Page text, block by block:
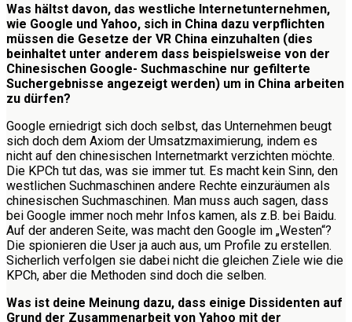
Was hältst davon, das westliche Internetunternehmen,
wie Google und Yahoo, sich in China dazu verpflichten
müssen die Gesetze der VR China einzuhalten (dies
beinhaltet unter anderem dass beispielsweise von der
Chinesischen Google- Suchmaschine nur gefilterte
Suchergebnisse angezeigt werden) um in China arbeiten
zu dürfen?
Google erniedrigt sich doch selbst, das Unternehmen beugt
sich doch dem Axiom der Umsatzmaximierung, indem es
nicht auf den chinesischen Internetmarkt verzichten möchte.
Die KPCh tut das, was sie immer tut. Es macht kein Sinn, den
westlichen Suchmaschinen andere Rechte einzuräumen als
chinesischen Suchmaschinen. Man muss auch sagen, dass
bei Google immer noch mehr Infos kamen, als z.B. bei Baidu.
Auf der anderen Seite, was macht den Google im „Westen“?
Die spionieren die User ja auch aus, um Profile zu erstellen.
Sicherlich verfolgen sie dabei nicht die gleichen Ziele wie die
KPCh, aber die Methoden sind doch die selben.
Was ist deine Meinung dazu, dass einige Dissidenten auf
Grund der Zusammenarbeit von Yahoo mit der